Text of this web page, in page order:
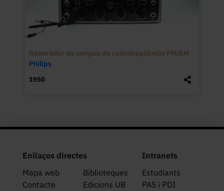
Generador de senyals de radiofreqüència FM/AM
Philips
1950
Enllaços directes
Mapa web
Biblioteques
Contacte
Edicions UB
Intranets
Estudiants
PAS i PDI